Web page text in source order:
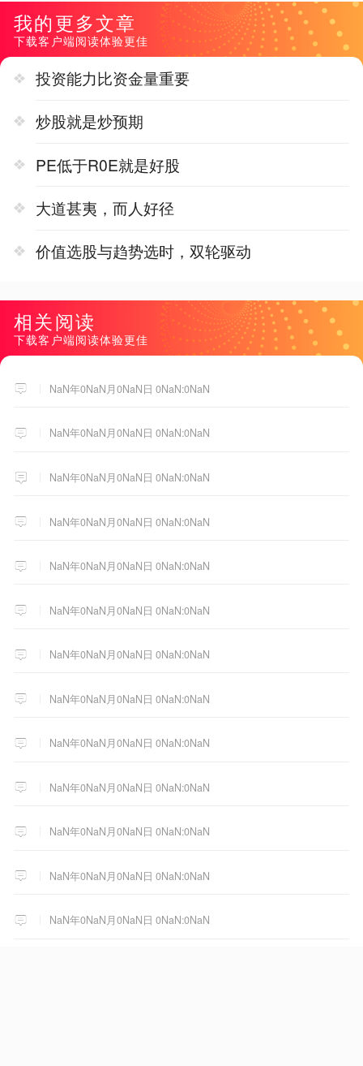
我的更多文章
下载客户端阅读体验更佳
投资能力比资金量重要
炒股就是炒预期
PE低于R0E就是好股
大道甚夷，而人好径
价值选股与趋势选时，双轮驱动
相关阅读
下载客户端阅读体验更佳
NaN年0NaN月0NaN日 0NaN:0NaN
NaN年0NaN月0NaN日 0NaN:0NaN
NaN年0NaN月0NaN日 0NaN:0NaN
NaN年0NaN月0NaN日 0NaN:0NaN
NaN年0NaN月0NaN日 0NaN:0NaN
NaN年0NaN月0NaN日 0NaN:0NaN
NaN年0NaN月0NaN日 0NaN:0NaN
NaN年0NaN月0NaN日 0NaN:0NaN
NaN年0NaN月0NaN日 0NaN:0NaN
NaN年0NaN月0NaN日 0NaN:0NaN
NaN年0NaN月0NaN日 0NaN:0NaN
NaN年0NaN月0NaN日 0NaN:0NaN
NaN年0NaN月0NaN日 0NaN:0NaN